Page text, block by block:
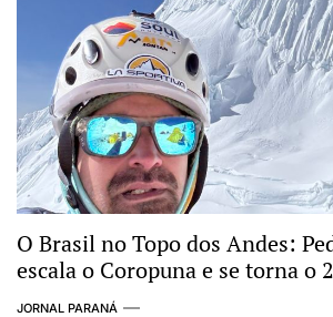
O Brasil no Topo dos Andes:
escala o Coropuna e se torna o
conquistador de “Seismiles” do
JORNAL PARANÁ